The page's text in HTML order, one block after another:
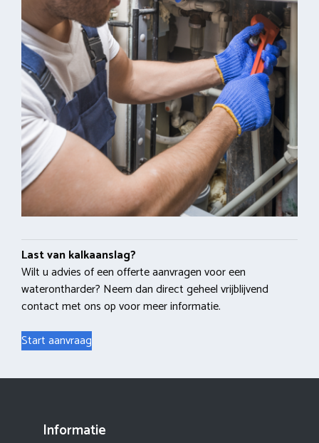
Last van kalkaanslag?
Wilt u advies of een offerte aanvragen voor een
waterontharder? Neem dan direct geheel vrijblijvend
contact met ons op voor meer informatie.
Start aanvraag
Informatie